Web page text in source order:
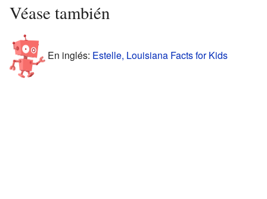
Véase también
En inglés: Estelle, Louisiana Facts for Kids